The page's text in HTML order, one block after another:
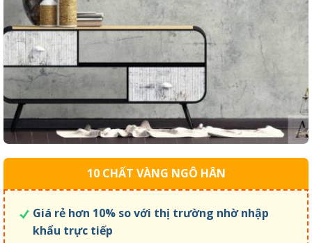
10 CHẤT VÀNG NGÔ HÂN
Giá rẻ hơn 10% so với thị trường nhờ nhập
khẩu trực tiếp